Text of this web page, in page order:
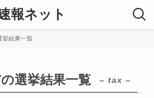
報ネット
挙結果一覧
の選挙結果一覧 – tax –